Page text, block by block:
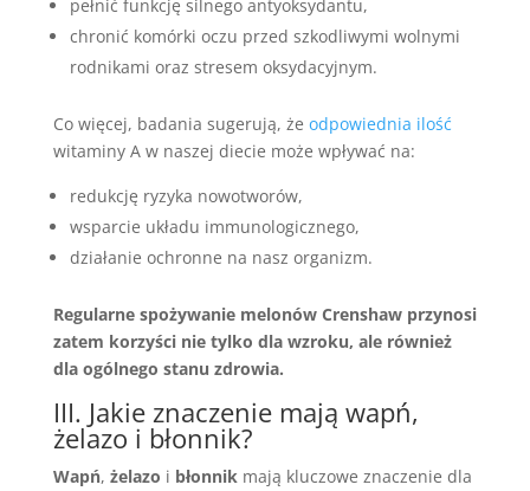
pełnić funkcję silnego antyoksydantu,
chronić komórki oczu przed szkodliwymi wolnymi
rodnikami oraz stresem oksydacyjnym.
Co więcej, badania sugerują, że odpowiednia ilość
witaminy A w naszej diecie może wpływać na:
redukcję ryzyka nowotworów,
wsparcie układu immunologicznego,
działanie ochronne na nasz organizm.
Regularne spożywanie melonów Crenshaw przynosi
zatem korzyści nie tylko dla wzroku, ale również
dla ogólnego stanu zdrowia.
III. Jakie znaczenie mają wapń,
żelazo i błonnik?
Wapń, żelazo i błonnikmają kluczowe znaczenie dla